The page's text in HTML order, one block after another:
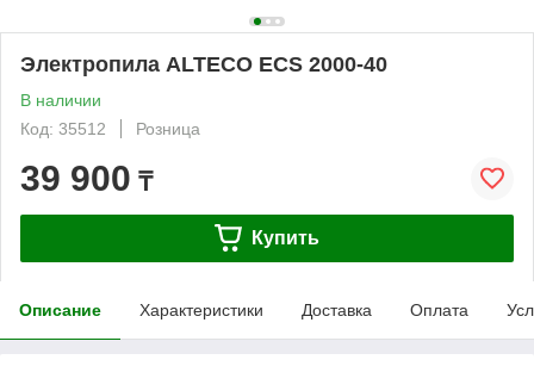
Электропила ALTECO ECS 2000-40
В наличии
Код: 35512
Розница
39 900 ₸
Купить
Описание Характеристики Доставка Оплата